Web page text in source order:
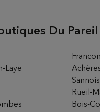
Du
Laye
Achères
Sannois
Rueil-
Bois-